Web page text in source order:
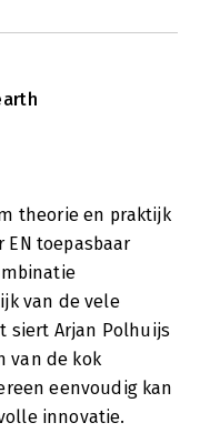
theorie en praktijk
EN toepasbaar
van de vele
siert Arjan Polhuijs
van de kok
eenvoudig kan
innovatie.